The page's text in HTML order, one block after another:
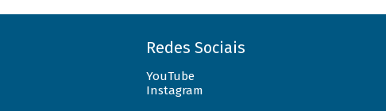
Redes Sociais
YouTube
Instagram